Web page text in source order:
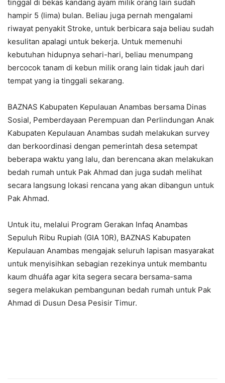
tinggal di bekas kandang ayam milik orang lain sudah
hampir 5 (lima) bulan. Beliau juga pernah mengalami
riwayat penyakit Stroke, untuk berbicara saja beliau sudah
kesulitan apalagi untuk bekerja. Untuk memenuhi
kebutuhan hidupnya sehari-hari, beliau menumpang
bercocok tanam di kebun milik orang lain tidak jauh dari
tempat yang ia tinggali sekarang.
BAZNAS Kabupaten Kepulauan Anambas bersama Dinas
Sosial, Pemberdayaan Perempuan dan Perlindungan Anak
Kabupaten Kepulauan Anambas sudah melakukan survey
dan berkoordinasi dengan pemerintah desa setempat
beberapa waktu yang lalu, dan berencana akan melakukan
bedah rumah untuk Pak Ahmad dan juga sudah melihat
secara langsung lokasi rencana yang akan dibangun untuk
Pak Ahmad.
Untuk itu, melalui Program Gerakan Infaq Anambas
Sepuluh Ribu Rupiah (GIA 10R), BAZNAS Kabupaten
Kepulauan Anambas mengajak seluruh lapisan masyarakat
untuk menyisihkan sebagian rezekinya untuk membantu
kaum dhuáfa agar kita segera secara bersama-sama
segera melakukan pembangunan bedah rumah untuk Pak
Ahmad di Dusun Desa Pesisir Timur.